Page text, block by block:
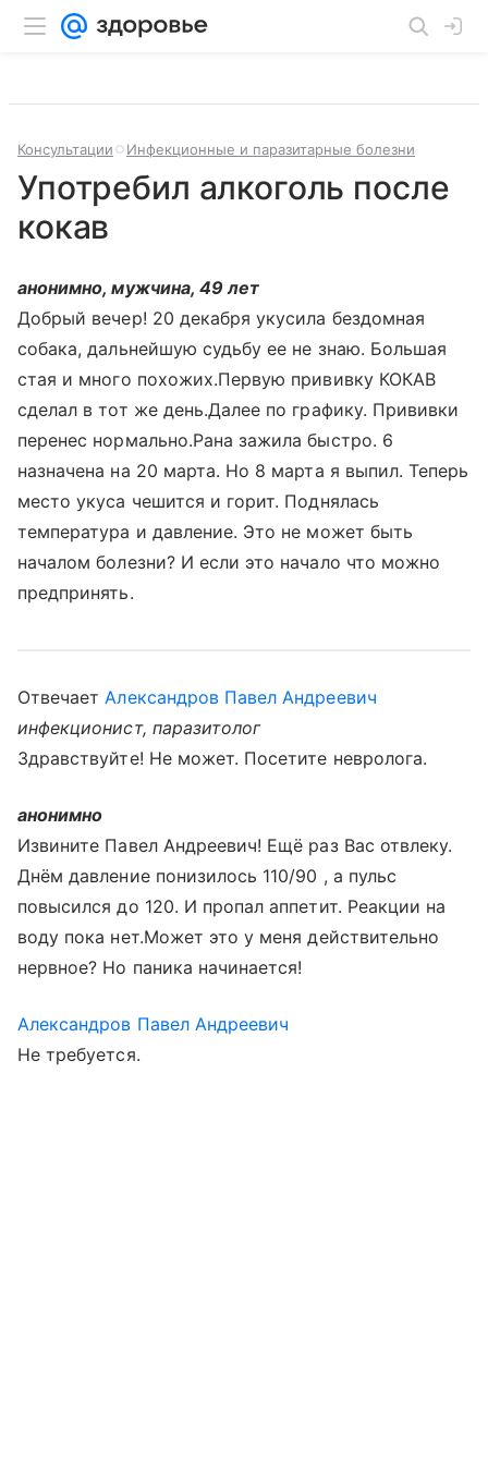
Консультации Инфекционные и паразитарные болезни
Употребил алкоголь после
кокав
анонимно, мужчина, 49 лет
Добрый вечер! 20 декабря укусила бездомная
собака, дальнейшую судьбу ее не знаю. Большая
стая и много похожих.Первую прививку КОКАВ
сделал в тот же день.Далее по графику. Прививки
перенес нормально.Рана зажила быстро. 6
назначена на 20 марта. Но 8 марта я выпил. Теперь
место укуса чешится и горит. Поднялась
температура и давление. Это не может быть
началом болезни? И если это начало что можно
предпринять.
ОтвечаетАлександров Павел Андреевич
инфекционист, паразитолог
Здравствуйте! Не может. Посетите невролога.
анонимно
Извините Павел Андреевич! Ещё раз Вас отвлеку.
Днём давление понизилось 110/90 , а пульс
повысился до 120. И пропал аппетит. Реакции на
воду пока нет.Может это у меня действительно
нервное? Но паника начинается!
Александров Павел Андреевич
Не требуется.